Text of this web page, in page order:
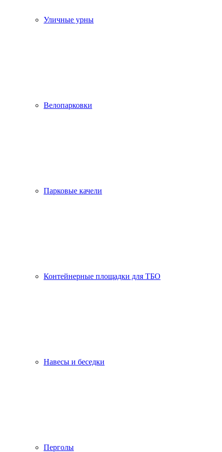
Уличные урны
Велопарковки
Парковые качели
Контейнерные площадки для ТБО
Навесы и беседки
Перголы